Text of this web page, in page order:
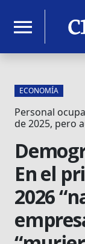
menu
ECONOMÍA
Personal
de 2025, pero
En el
2026